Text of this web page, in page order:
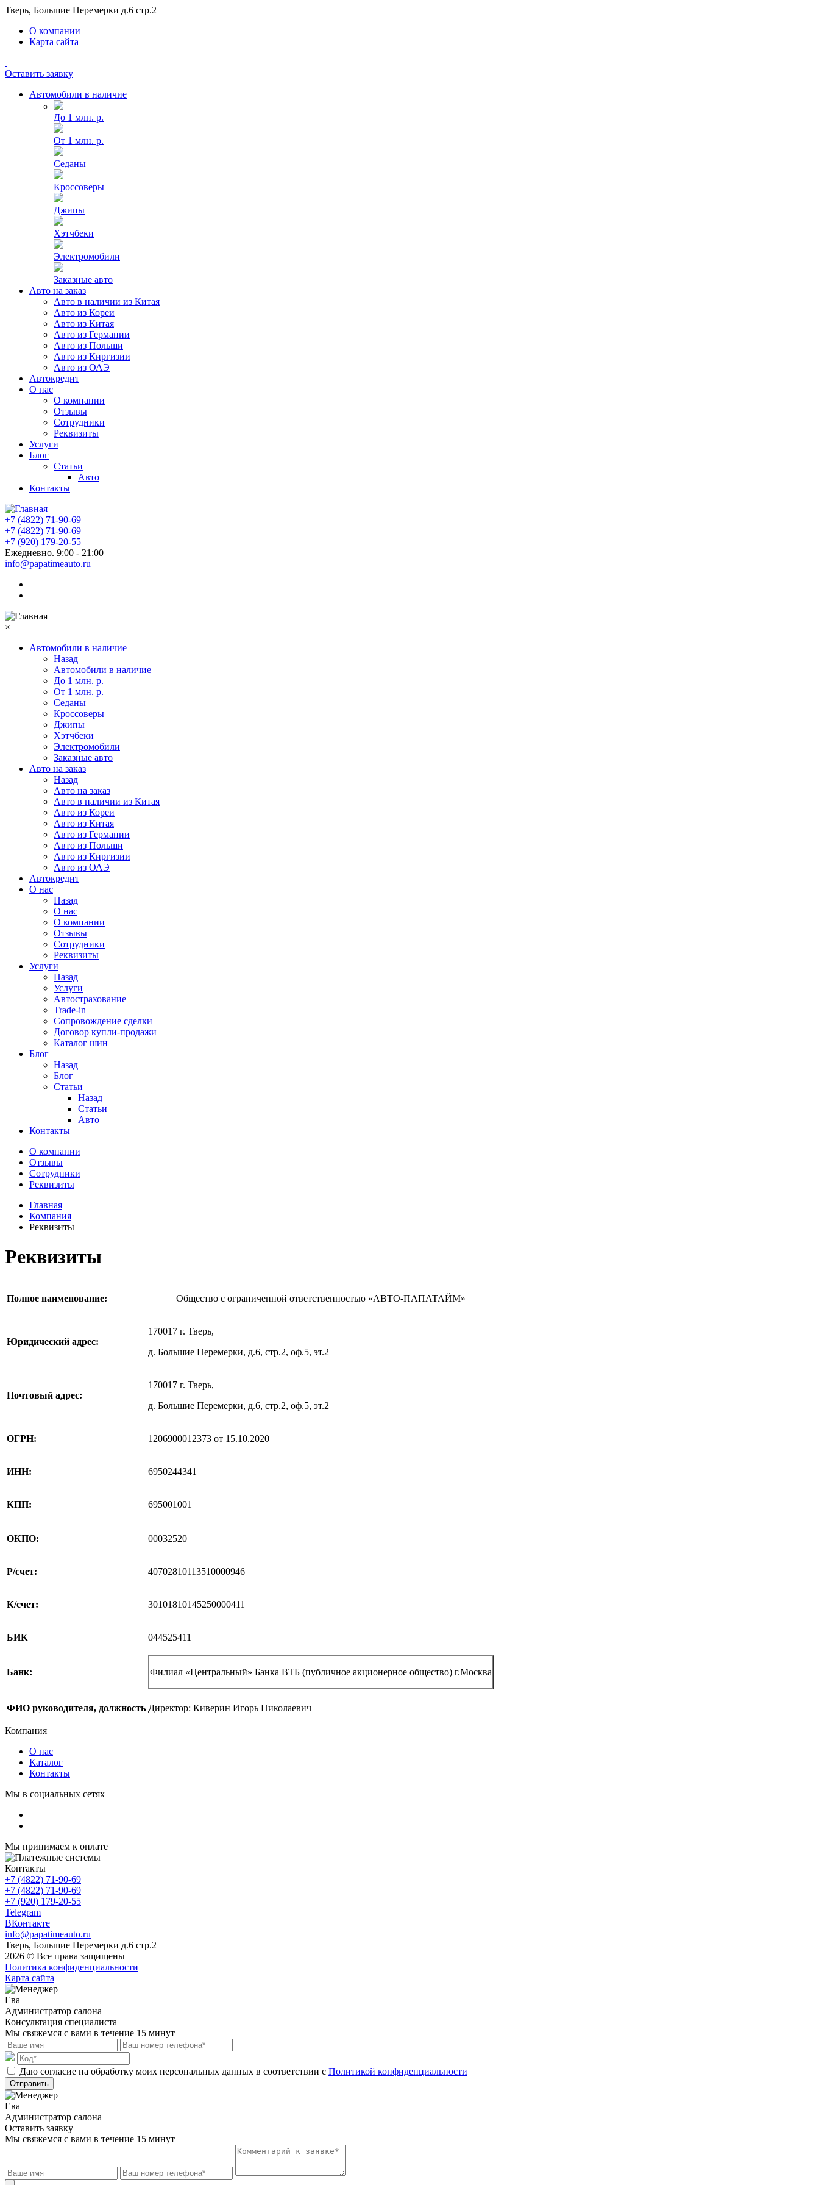
Тверь, Большие Перемерки д.6 стр.2
О компании
Карта сайта
Оставить заявку
Автомобили в наличие
До 1 млн. р.
От 1 млн. р.
Седаны
Кроссоверы
Джипы
Хэтчбеки
Электромобили
Заказные авто
Авто на заказ
Авто в наличии из Китая
Авто из Кореи
Авто из Китая
Авто из Германии
Авто из Польши
Авто из Киргизии
Авто из ОАЭ
Автокредит
О нас
О компании
Отзывы
Сотрудники
Реквизиты
Услуги
Блог
Статьи
Авто
Контакты
+7 (4822) 71-90-69
+7 (4822) 71-90-69
+7 (920) 179-20-55
Ежедневно. 9:00 - 21:00
info@papatimeauto.ru
×
Автомобили в наличие
Назад
Автомобили в наличие
До 1 млн. р.
От 1 млн. р.
Седаны
Кроссоверы
Джипы
Хэтчбеки
Электромобили
Заказные авто
Авто на заказ
Назад
Авто на заказ
Авто в наличии из Китая
Авто из Кореи
Авто из Китая
Авто из Германии
Авто из Польши
Авто из Киргизии
Авто из ОАЭ
Автокредит
О нас
Назад
О нас
О компании
Отзывы
Сотрудники
Реквизиты
Услуги
Назад
Услуги
Автострахование
Trade-in
Сопровождение сделки
Договор купли-продажи
Каталог шин
Блог
Назад
Блог
Статьи
Назад
Статьи
Авто
Контакты
О компании
Отзывы
Сотрудники
Реквизиты
Главная
Компания
Реквизиты
Реквизиты
Полное наименование: Общество с ограниченной ответственностью «АВТО-ПАПАТАЙМ»
Юридический адрес:
170017 г. Тверь,
д. Большие Перемерки, д.6, стр.2, оф.5, эт.2
Почтовый адрес:
170017 г. Тверь,
д. Большие Перемерки, д.6, стр.2, оф.5, эт.2
ОГРН: 1206900012373 от 15.10.2020
ИНН: 6950244341
КПП: 695001001
ОКПО: 00032520
Р/счет: 40702810113510000946
К/счет: 30101810145250000411
БИК 044525411
Банк: Филиал «Центральный» Банка ВТБ (публичное акционерное общество) г.Москва
ФИО руководителя, должность Директор: Киверин Игорь Николаевич
Компания
О нас
Каталог
Контакты
Мы в социальных сетях
Мы принимаем к оплате
Контакты
+7 (4822) 71-90-69
+7 (4822) 71-90-69
+7 (920) 179-20-55
Telegram
ВКонтакте
info@papatimeauto.ru
Тверь, Большие Перемерки д.6 стр.2
2026 © Все права защищены
Политика конфиденциальности
Карта сайта
Ева
Администратор салона
Консультация специалиста
Мы свяжемся с вами в течение 15 минут
Даю согласие на обработку моих персональных данных в соответствии с Политикой конфиденциальности
Отправить
Ева
Администратор салона
Оставить заявку
Мы свяжемся с вами в течение 15 минут